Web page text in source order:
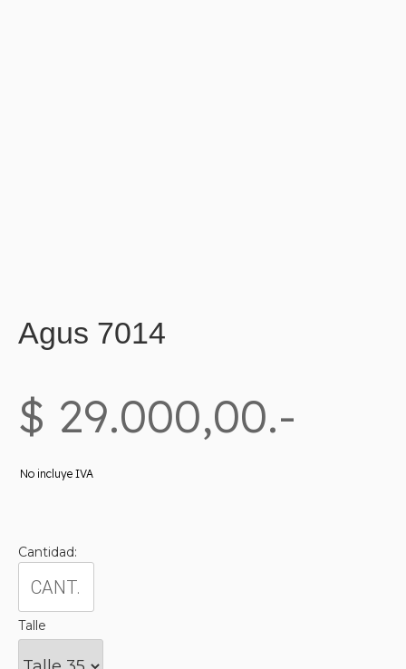
Agus 7014
$ 29.000,00.-
No incluye IVA
Cantidad:
Talle